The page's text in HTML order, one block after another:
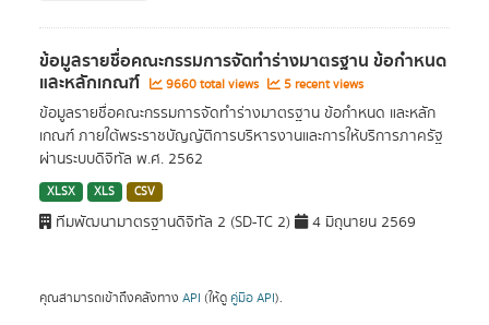
ข้อมูลรายชื่อคณะกรรมการจัดทำร่างมาตรฐาน ข้อกำหนด
และหลักเกณฑ์ 9660 total views 5 recent views
ข้อมูลรายชื่อคณะกรรมการจัดทำร่างมาตรฐาน ข้อกำหนด และหลัก
เกณฑ์ ภายใต้พระราชบัญญัติการบริหารงานและการให้บริการภาครัฐ
ผ่านระบบดิจิทัล พ.ศ. 2562
XLSX XLS CSV
ทีมพัฒนามาตรฐานดิจิทัล 2 (SD-TC 2) 4 มิถุนายน 2569
คุณสามารถเข้าถึงคลังทาง API (ให้ดู คู่มือ API).